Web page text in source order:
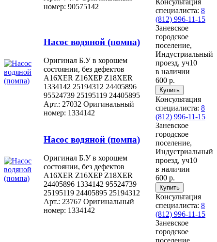
номер: 90575142
специалиста: 8
(812) 996-11-15
Насос водяной (помпа)
Оригинал Б.У в хорошем
состоянии, без дефектов
A16XER Z16XEP Z18XER
1334142 25194312 24405896
95524739 25195119 24405895
Арт.: 27032 Оригинальный
номер: 1334142
Заневское
городское
поселение,
Индустриальный
проезд, уч10
в наличии
600 р.
Консультация
специалиста: 8
(812) 996-11-15
Насос водяной (помпа)
Оригинал Б.У в хорошем
состоянии, без дефектов
A16XER Z16XEP Z18XER
24405896 1334142 95524739
25195119 24405895 25194312
Арт.: 23767 Оригинальный
номер: 1334142
Заневское
городское
поселение,
Индустриальный
проезд, уч10
в наличии
600 р.
Консультация
специалиста: 8
(812) 996-11-15
Заневское
городское
поселение,